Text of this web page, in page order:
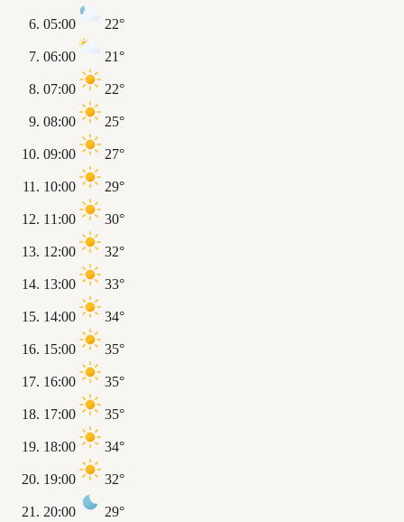
05:00 22°
06:00 21°
07:00 22°
08:00 25°
09:00 27°
10:00 29°
11:00 30°
12:00 32°
13:00 33°
14:00 34°
15:00 35°
16:00 35°
17:00 35°
18:00 34°
19:00 32°
20:00 29°